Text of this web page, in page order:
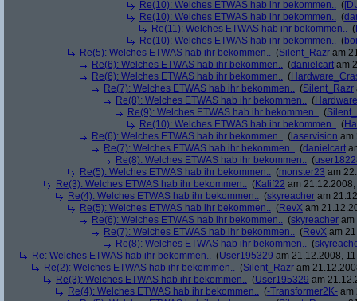
Re(10): Welches ETWAS hab ihr bekommen.. (
Re(10): Welches ETWAS hab ihr bekommen.. (
Re(11): Welches ETWAS hab ihr bekommen.. (
Re(10): Welches ETWAS hab ihr bekommen.. (
Re(5): Welches ETWAS hab ihr bekommen.. (Silent_Razr am
Re(6): Welches ETWAS hab ihr bekommen.. (danielcart am
Re(6): Welches ETWAS hab ihr bekommen.. (
Re(7): Welches ETWAS hab ihr bekommen.. (Silent_Razr
Re(8): Welches ETWAS hab ihr bekommen.. (
Re(9): Welches ETWAS hab ihr bekommen.. (
Re(10): Welches ETWAS hab ihr bekommen.. (
Re(6): Welches ETWAS hab ihr bekommen.. ( laservision am
Re(7): Welches ETWAS hab ihr bekommen.. (danielcart
Re(8): Welches ETWAS hab ihr bekommen.. (
Re(5): Welches ETWAS hab ihr bekommen.. (monster23 am
Re(3): Welches ETWAS hab ihr bekommen.. (Kalif22 am
Re(4): Welches ETWAS hab ihr bekommen.. (skyreacher am
Re(5): Welches ETWAS hab ihr bekommen.. (RevX am
Re(6): Welches ETWAS hab ihr bekommen.. (skyreacher am
Re(7): Welches ETWAS hab ihr bekommen.. (RevX am
Re(8): Welches ETWAS hab ihr bekommen.. (
Re: Welches ETWAS hab ihr bekommen.. (User195329 am 21.12.2008,
Re(2): Welches ETWAS hab ihr bekommen.. (Silent_Razr am
Re(3): Welches ETWAS hab ihr bekommen.. (User195329 am
Re(4): Welches ETWAS hab ihr bekommen.. (-Transformer2K- am